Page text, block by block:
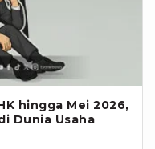
hingga Mei 2026,
Dunia Usaha